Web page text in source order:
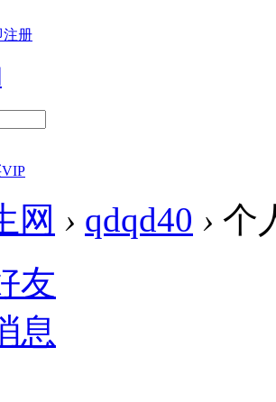
注册
网 › qdqd40 › 个
友
息